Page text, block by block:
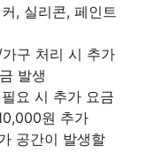
, 실리콘, 페인트
구 처리 시 추가
발생
요 시 추가 요금
원 추가
공간이 발생할